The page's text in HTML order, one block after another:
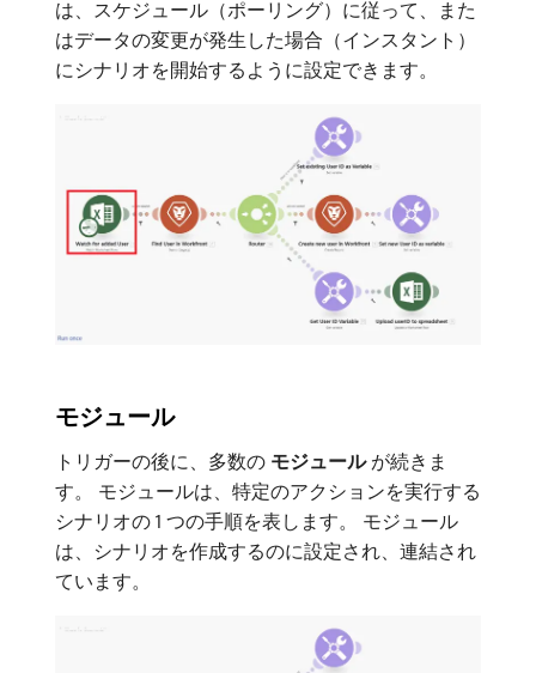
は、スケジュール（ポーリング）に従って、また
はデータの変更が発生した場合（インスタント）
にシナリオを開始するように設定できます。
モジュール
トリガーの後に、多数の​ モジュール​が続きま
す。 モジュールは、特定のアクションを実行する
シナリオの 1 つの手順を表します。 モジュール
は、シナリオを作成するのに設定され、連結され
ています。